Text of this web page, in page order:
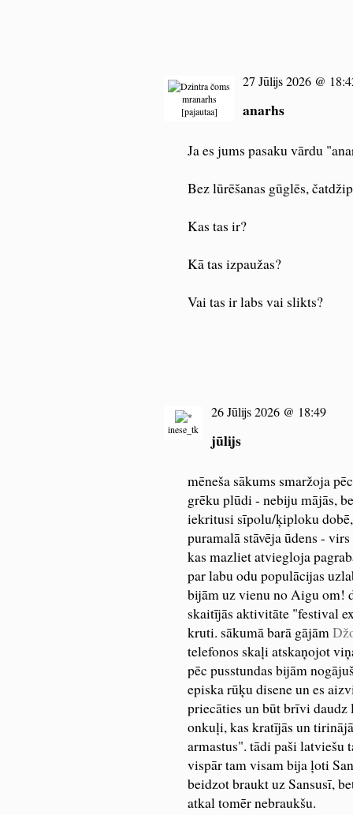
mranarhs
[pajautaa]
27 Jūlijs 2026 @
anarhs
Ja es jums pasaku vārdu
Bez lūrēšanas gūglēs,
Kas tas ir?
Kā tas izpaužas?
Vai tas ir labs vai slikts?
inese_tk
26 Jūlijs 2026 @ 18:49
jūlijs
mēneša sākums smaržoja
grēku plūdi - nebiju mājās,
iekritusi sīpolu/ķiploku
puramalā stāvēja ūdens -
kas mazliet atviegloja
par labu odu populācijas
bijām uz vienu no Aigu om!
skaitījās aktivitāte "festival
kruti. sākumā barā gājām
telefonos skaļi atskaņojot
pēc pusstundas bijām
episka rūķu disene un es
priecāties un būt brīvi daudz
onkuļi, kas kratījās un
armastus". tādi paši latviešu
vispār tam visam bija ļoti
beidzot braukt uz Sansusī,
atkal tomēr nebraukšu.